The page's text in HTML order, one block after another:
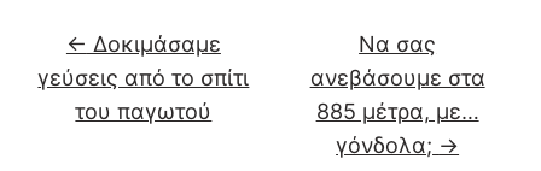
← Δοκιμάσαμε
γεύσεις από το σπίτι
του παγωτού
Nα σας
ανεβάσουμε στα
885 μέτρα, με…
γόνδολα; →